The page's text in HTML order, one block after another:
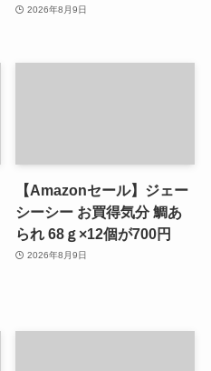
2026年8月9日
【Amazonセール】ジェー
シーシー お買得気分 鯛あ
られ 68ｇ×12個が700円
2026年8月9日